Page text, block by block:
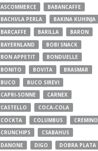
ASCOMMERCE
BABANCAFFE
BACHI/LA PERLA
BAKINA KUHINJA
BARCAFFE
BARILLA
BARON
BAYERNLAND
BOBI SNACK
BON APPETIT
BONDUELLE
BONITO
BOVITA
BRASMAR
BUCO
BUCO SIREVI
CAPRI-SONNE
CARNEX
CASTELLO
COCA-COLA
COCKTA
COLUMBUS
CREMINO
CRUNCHIPS
CSABAHUS
DANONE
DIGO
DOBRA PLATA